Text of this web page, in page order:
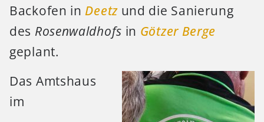
Backofen in Deetzund die Sanierung
des Rosenwaldhofs in Götzer Berge
geplant.
Das Amtshaus
im